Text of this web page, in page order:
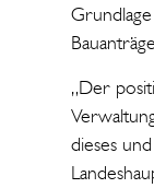
„Der
dieses